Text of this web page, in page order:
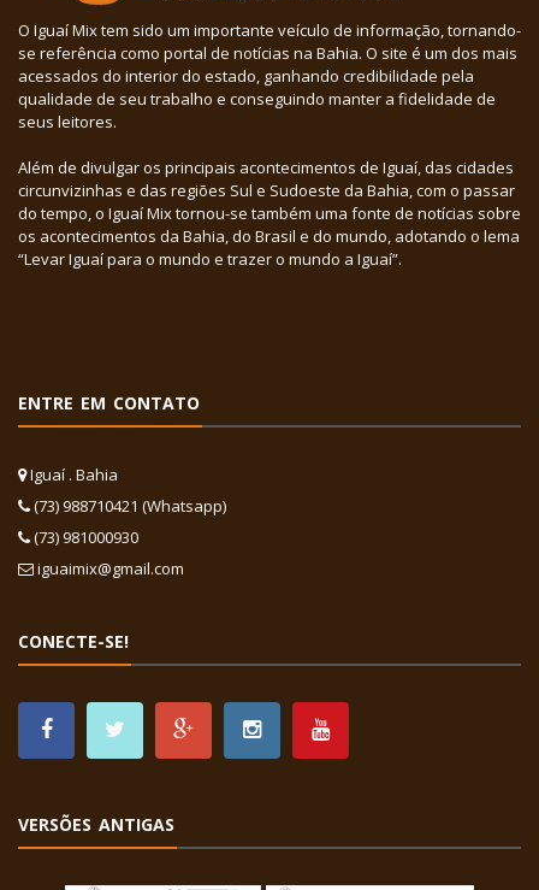
O Iguaí Mix tem sido um importante veículo de informação, tornando-
se referência como portal de notícias na Bahia. O site é um dos mais
acessados do interior do estado, ganhando credibilidade pela
qualidade de seu trabalho e conseguindo manter a fidelidade de
seus leitores.
Além de divulgar os principais acontecimentos de Iguaí, das cidades
circunvizinhas e das regiões Sul e Sudoeste da Bahia, com o passar
do tempo, o Iguaí Mix tornou-se também uma fonte de notícias sobre
os acontecimentos da Bahia, do Brasil e do mundo, adotando o lema
“Levar Iguaí para o mundo e trazer o mundo a Iguaí”.
ENTRE EM CONTATO
Iguaí . Bahia
(73) 988710421 (Whatsapp)
(73) 981000930
iguaimix@gmail.com
CONECTE-SE!
VERSÕES ANTIGAS